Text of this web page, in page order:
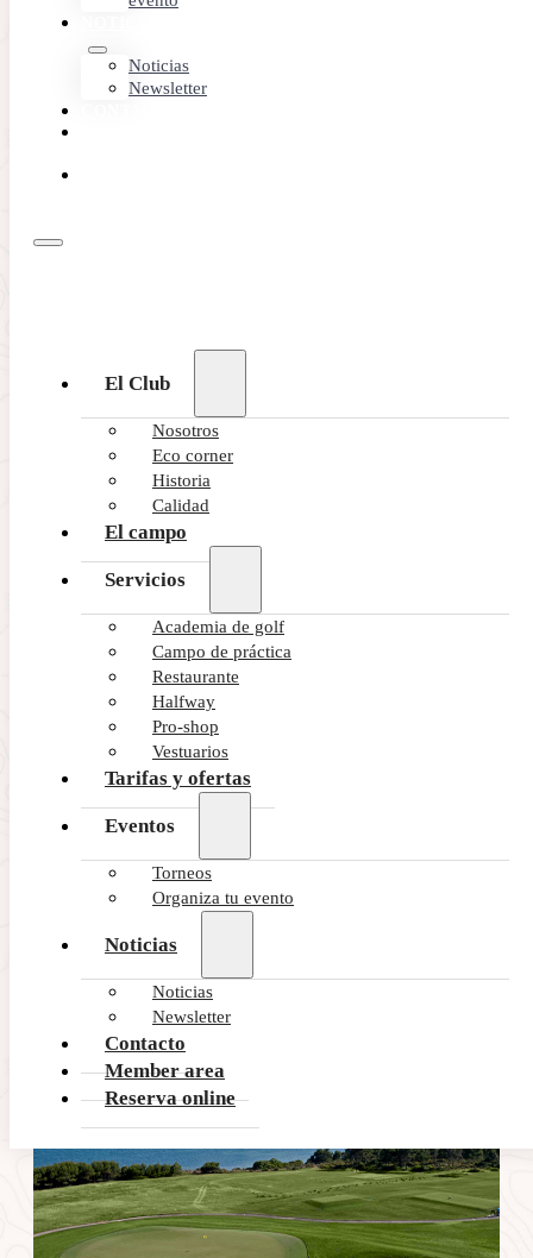
Noticias
Newsletter
El Club
Nosotros
Eco corner
Historia
Calidad
El campo
Servicios
Academia de golf
Campo de práctica
Restaurante
Halfway
Pro-shop
Vestuarios
Tarifas y ofertas
Eventos
Torneos
Organiza tu evento
Noticias
Noticias
Newsletter
Contacto
Member area
Reserva online